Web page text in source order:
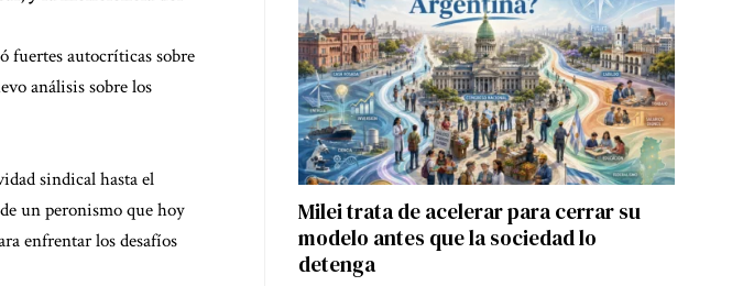
fuertes autocríticas sobre
análisis sobre los
sindical hasta el
un peronismo que hoy
enfrentar los desafíos
Milei trata de acelerar para cerrar su
modelo antes que la sociedad lo
detenga